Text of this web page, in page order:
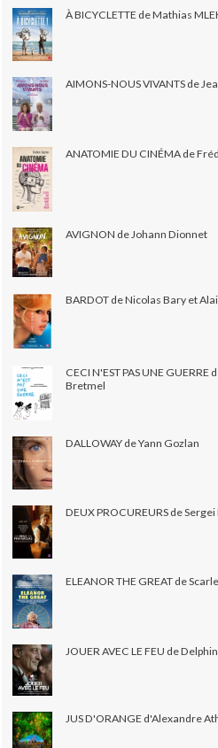
À BICYCLETTE de Mathias
AIMONS-NOUS VIVANTS de
ANATOMIE DU CINÉMA de
AVIGNON de Johann Dionnet
BARDOT de Nicolas Bary et
CECI N'EST PAS UNE
Bretmel
DALLOWAY de Yann Gozlan
DEUX PROCUREURS de
ELEANOR THE GREAT de
JOUER AVEC LE FEU de
JUS D'ORANGE d'Alexandre